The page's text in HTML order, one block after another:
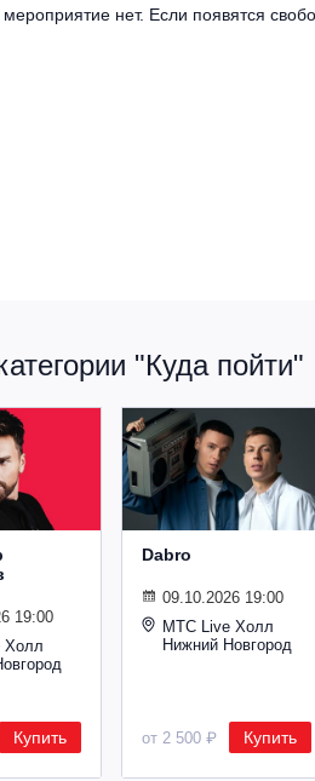
нет. Если появятся
"Куда пойти"
19:00
Холл
Купить
Dabro
09.10.2026 19:00
МТС Live Холл
Нижний Новгород
от 2 500 ₽ Купить